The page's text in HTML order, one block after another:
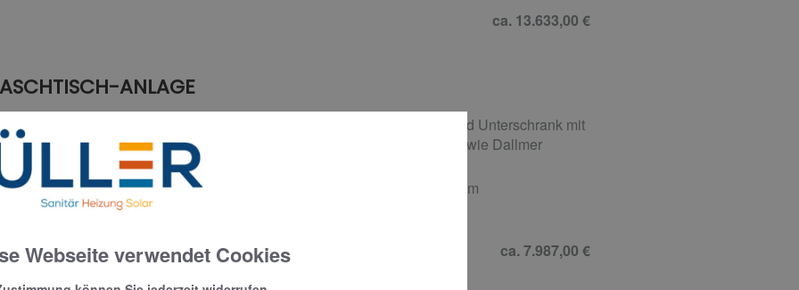
ca. 13.633,00 €
ANLAGE
Inda Perfetto Waschtisch mit 2 Becken, 160 x 50 cm, satiniertes Glas und Unterschrank mit
Auszug und Push Open-Technik, 80 x 24 x 50 cm, schwarz glänzend sowie Dallmer
Raumspar-Waschtisch-Möbel-Siphon
Zierath YourStyle PRO S Premium Kristallspiegel nach Maß, 160 x 80 cm
GESSI Eleganza Waschitsch-Einhandmischer aus Metall Schwarz
ca. 7.987,00 €
Webseite verwendet Cookies